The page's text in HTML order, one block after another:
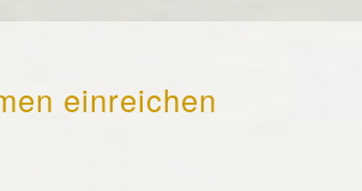
einreichen